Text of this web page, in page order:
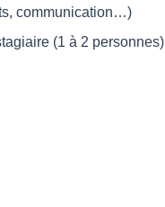
communication…)
(1 à 2 personnes)